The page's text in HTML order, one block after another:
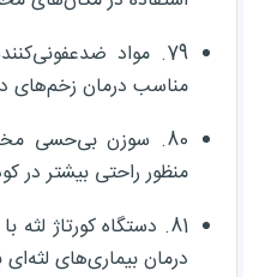
79. مواد
مناسب درمان زخم‌های
80. سوزن بی‌حسی
منظور راحتی بیشتر در
81. دستگاه کورتاژ
درمان بیماری‌های